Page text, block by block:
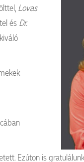
Lovas
és Dr.
Ezúton is